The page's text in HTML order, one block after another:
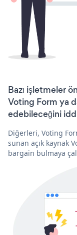
Bazı işletmeler
Voting Form ya
edebileceğini
Diğerleri, Voting
sunan açık kaynak
bargain bulmaya